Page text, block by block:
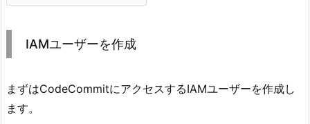
IAMユーザーを作成
まずはCodeCommitにアクセスするIAMユーザーを作成し
ます。